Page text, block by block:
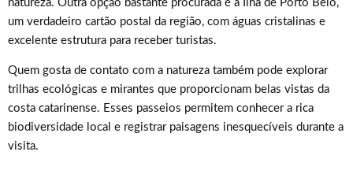
natureza. Outra opção bastante procurada é a Ilha de Porto Belo,
um verdadeiro cartão postal da região, com águas cristalinas e
excelente estrutura para receber turistas.
Quem gosta de contato com a natureza também pode explorar
trilhas ecológicas e mirantes que proporcionam belas vistas da
costa catarinense. Esses passeios permitem conhecer a rica
biodiversidade local e registrar paisagens inesquecíveis durante a
visita.